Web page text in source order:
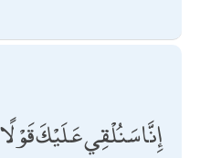
إِنَّا سَنُلْقِي عَلَيْكَ